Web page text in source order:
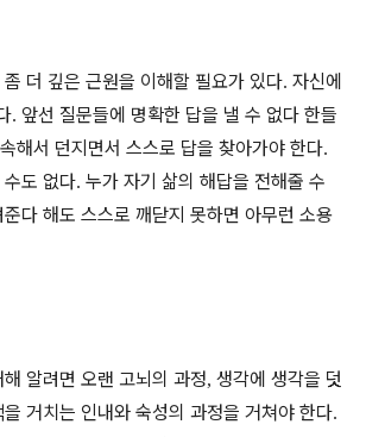
더 깊은 근원을 이해할 필요가 있다. 자신에
. 앞선 질문들에 명확한 답을 낼 수 없다 한들
해서 던지면서 스스로 답을 찾아가야 한다.
도 없다. 누가 자기 삶의 해답을 전해줄 수
다 해도 스스로 깨닫지 못하면 아무런 소용
알려면 오랜 고뇌의 과정, 생각에 생각을 덧
거치는 인내와 숙성의 과정을 거쳐야 한다.